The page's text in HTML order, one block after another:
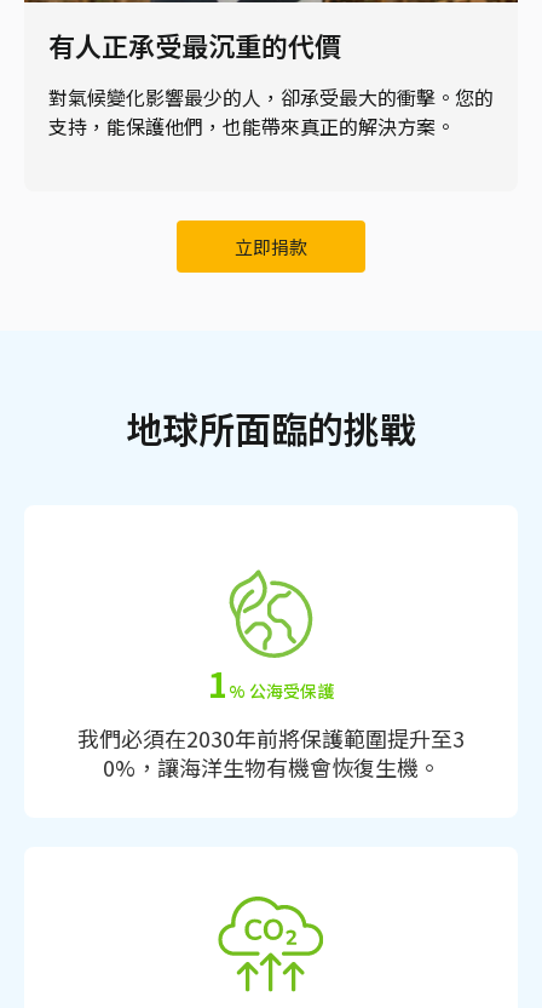
有人正承受最沉重的代價
對氣候變化影響最少的人，卻承受最大的衝擊。您的
支持，能保護他們，也能帶來真正的解決方案。
立即捐款
地球所面臨的挑戰
1 % 公海受保護
我們必須在2030年前將保護範圍提升至3
0%，讓海洋生物有機會恢復生機。